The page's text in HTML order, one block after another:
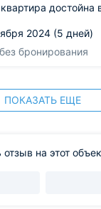
достойна
2024 (5 дней)
бронирования
ПОКАЗАТЬ ЕЩЕ
на этот